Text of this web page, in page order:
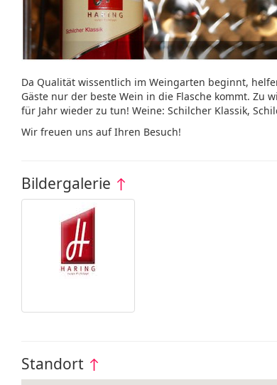
Da Qualität wissentlich im Weingarten beginnt,
Gäste nur der beste Wein in die Flasche kommt. Zu
für Jahr wieder zu tun! Weine: Schilcher Klassik,
Wir freuen uns auf Ihren Besuch!
Bildergalerie ↑
Standort ↑